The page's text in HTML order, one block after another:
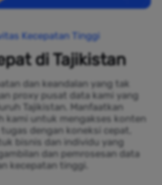
Kecepatan Tinggi
di Tajikistan
dan keandalan yang tak
proxy pusat data kami yang
Tajikistan. Manfaatkan
kami untuk mengakses konten
dengan koneksi cepat,
bisnis dan individu yang
dan pemrosesan data
kecepatan tinggi.